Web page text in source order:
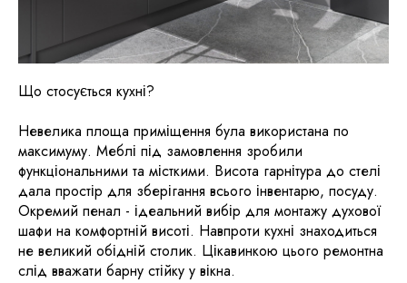
Що стосується кухні?
Невелика площа приміщення була використана по
максимуму. Меблі під замовлення зробили
функціональними та місткими. Висота гарнітура до стелі
дала простір для зберігання всього інвентарю, посуду.
Окремий пенал - ідеальний вибір для монтажу духової
шафи на комфортній висоті. Навпроти кухні знаходиться
не великий обідній столик. Цікавинкою цього ремонтна
слід вважати барну стійку у вікна.